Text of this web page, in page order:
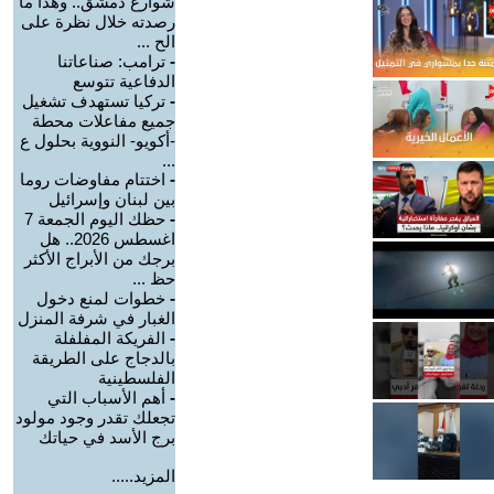
رصدته خلال نظرة على
الح ...
- ترامب: صناعاتنا
الدفاعية تتوسع
- تركيا تستهدف تشغيل
جميع مفاعلات محطة
-أكويو- النووية بحلول ع
...
- اختتام مفاوضات روما
بين لبنان وإسرائيل
-
حظك اليوم الجمعة 7
اغسطس 2026.. هل
برجك من الأبراج الأكثر
حظ ...
- خطوات لمنع دخول
الغبار في شرفة المنزل
- الفريكة المفلفلة
بالدجاج على الطريقة
الفلسطينية
- أهم الأسباب التي
تجعلك تقدر وجود مولود
برج الأسد في حياتك
المزيد.....